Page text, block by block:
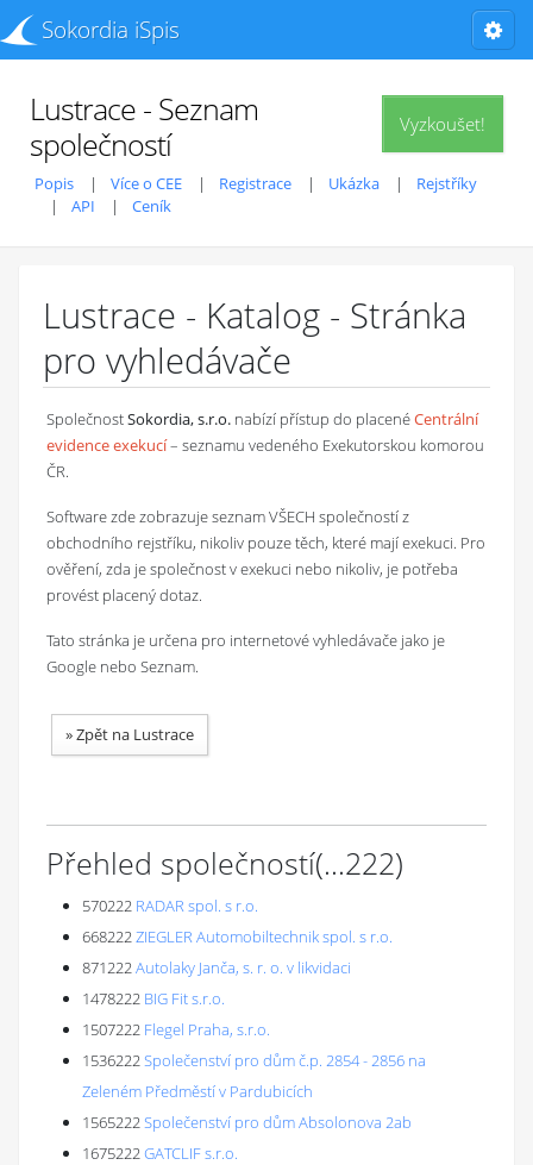
Sokordia iSpis
Vyzkoušet!
Lustrace - Seznam
společností
Popis Více o CEE Registrace Ukázka
Rejstříky
API
Ceník
Lustrace - Katalog - Stránka
pro vyhledávače
SpolečnostSokordia, s.r.o. nabízí přístup do placenéCentrální
evidence exekucí– seznamu vedeného Exekutorskou komorou
ČR.
Software zde zobrazuje seznam VŠECH společností z
obchodního rejstříku, nikoliv pouze těch, které mají exekuci. Pro
ověření, zda je společnost v exekuci nebo nikoliv, je potřeba
provést placený dotaz.
Tato stránka je určena pro internetové vyhledávače jako je
Google nebo Seznam.
»Zpět na Lustrace
Přehled společností(...222)
570222 RADAR spol. s r.o.
668222ZIEGLER Automobiltechnik spol. s r.o.
871222Autolaky Janča, s. r. o. v likvidaci
1478222 BIG Fit s.r.o.
1507222 Flegel Praha, s.r.o.
1536222Společenství pro dům č.p. 2854 - 2856 na
Zeleném Předměstí v Pardubicích
1565222Společenství pro dům Absolonova 2ab
1675222GATCLIF s.r.o.